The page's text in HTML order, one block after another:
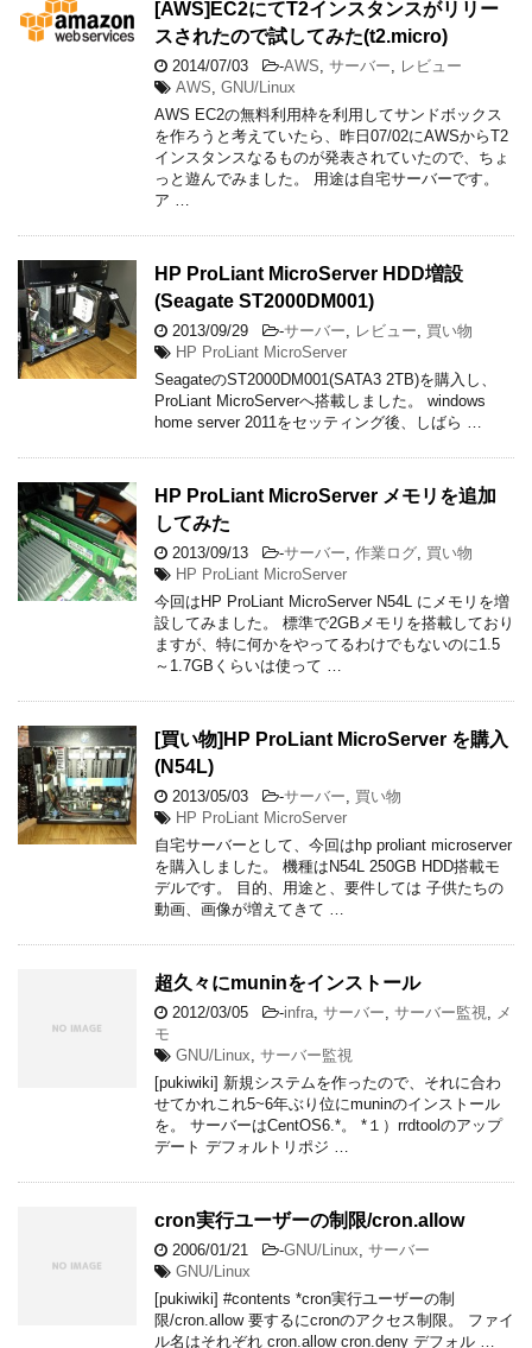
[AWS]EC2にてT2インスタンスがリリー
スされたので試してみた(t2.micro)
2014/07/03 -AWS, サーバー, レビュー
AWS, GNU/Linux
AWS EC2の無料利用枠を利用してサンドボックス
を作ろうと考えていたら、昨日07/02にAWSからT2
インスタンスなるものが発表されていたので、ちょ
っと遊んでみました。 用途は自宅サーバーです。
ア …
HP ProLiant MicroServer HDD増設
(Seagate ST2000DM001)
2013/09/29 -サーバー, レビュー, 買い物
HP ProLiant MicroServer
SeagateのST2000DM001(SATA3 2TB)を購入し、
ProLiant MicroServerへ搭載しました。 windows
home server 2011をセッティング後、しばら …
HP ProLiant MicroServer メモリを追加
してみた
2013/09/13 -サーバー, 作業ログ, 買い物
HP ProLiant MicroServer
今回はHP ProLiant MicroServer N54L にメモリを増
設してみました。 標準で2GBメモリを搭載しており
ますが、特に何かをやってるわけでもないのに1.5
～1.7GBくらいは使って …
[買い物]HP ProLiant MicroServer を購入
(N54L)
2013/05/03 -サーバー, 買い物
HP ProLiant MicroServer
自宅サーバーとして、今回はhp proliant microserver
を購入しました。 機種はN54L 250GB HDD搭載モ
デルです。 目的、用途と、要件しては 子供たちの
動画、画像が増えてきて …
超久々にmuninをインストール
2012/03/05 -infra, サーバー, サーバー監視, メ
モ
GNU/Linux, サーバー監視
[pukiwiki] 新規システムを作ったので、それに合わ
せてかれこれ5~6年ぶり位にmuninのインストール
を。 サーバーはCentOS6.*。 *１）rrdtoolのアップ
デート デフォルトリポジ …
cron実行ユーザーの制限/cron.allow
2006/01/21 -GNU/Linux, サーバー
GNU/Linux
[pukiwiki] #contents *cron実行ユーザーの制
限/cron.allow 要するにcronのアクセス制限。 ファイ
ル名はそれぞれ cron.allow cron.deny デフォル …